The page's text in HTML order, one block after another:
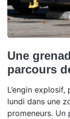
Une
parcours
L’engin
lundi dans une
promeneurs.